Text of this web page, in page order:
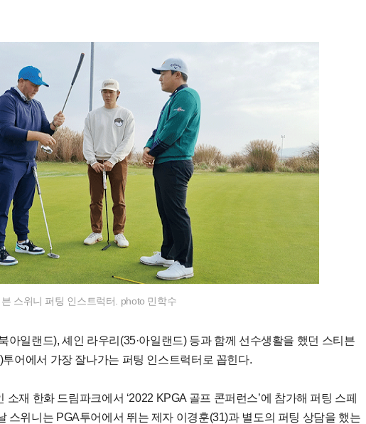
스위니 퍼팅 인스트럭터. photo 민학수
아일랜드), 셰인 라우리(35·아일랜드) 등과 함께 선수생활을 했던 스티븐
어에서 가장 잘나가는 퍼팅 인스트럭터로 꼽힌다.
재 한화 드림파크에서 ‘2022 KPGA 골프 콘퍼런스’에 참가해 퍼팅 스페
스위니는 PGA투어에서 뛰는 제자 이경훈(31)과 별도의 퍼팅 상담을 했는